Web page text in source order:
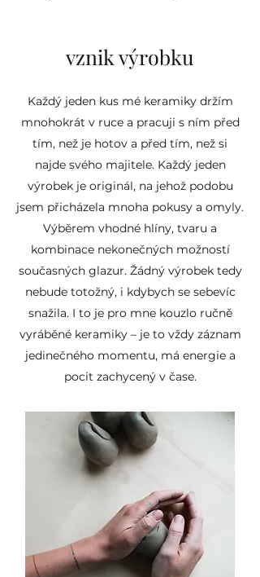
práce, proto prosím počítejte s tím,
že konečný výrobek se může od
hrníčku se může o ±10% lišit.
Výrobek je pálen na 1220 stupňů,
čímž je zajištěna kvalitní slinutost
výrobku.
Použitá hlína i glazury jsou řádně
atestované a zdravotně
nezávadné.
vznik výrobku
Každý jeden kus mé keramiky držím
mnohokrát v ruce a pracuji s ním před
tím, než je hotov a před tím, než si
najde svého majitele. Každý jeden
výrobek je originál, na jehož podobu
jsem přicházela mnoha pokusy a omyly.
Výběrem vhodné hlíny, tvaru a
kombinace nekonečných možností
současných glazur. Žádný výrobek tedy
nebude totožný, i kdybych se sebevíc
snažila. I to je pro mne kouzlo ručně
vyráběné keramiky – je to vždy záznam
jedinečného momentu, má energie a
pocit zachycený v čase.